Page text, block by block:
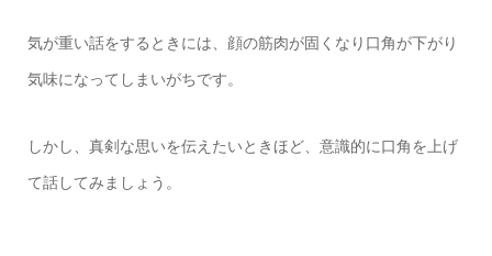
気が重い話をするときには、顔の筋肉が固くなり口角が下がり
気味になってしまいがちです。
しかし、真剣な思いを伝えたいときほど、意識的に口角を上げ
て話してみましょう。